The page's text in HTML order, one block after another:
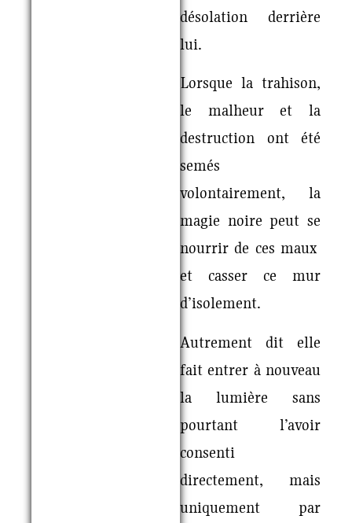
désolation derrière
lui.
Lorsque la trahison,
le malheur et la
destruction ont été
semés
volontairement, la
magie noire peut se
nourrir de ces maux
et casser ce mur
d’isolement.
Autrement dit elle
fait entrer à nouveau
la lumière sans
pourtant l’avoir
consenti
directement, mais
uniquement par